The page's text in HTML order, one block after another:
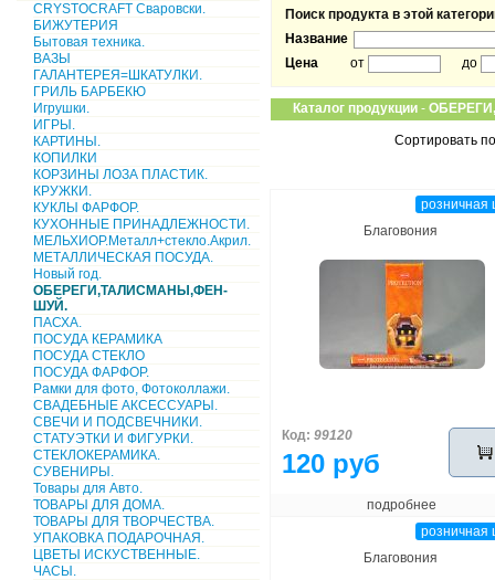
CRYSTOCRAFT Сваровски.
БИЖУТЕРИЯ
Бытовая техника.
ВАЗЫ
ГАЛАНТЕРЕЯ=ШКАТУЛКИ.
ГРИЛЬ БАРБЕКЮ
Игрушки.
ИГРЫ.
КАРТИНЫ.
КОПИЛКИ
КОРЗИНЫ ЛОЗА ПЛАСТИК.
КРУЖКИ.
КУКЛЫ ФАРФОР.
КУХОННЫЕ ПРИНАДЛЕЖНОСТИ.
МЕЛЬХИОР.Металл+стекло.Акрил.
МЕТАЛЛИЧЕСКАЯ ПОСУДА.
Новый год.
ОБЕРЕГИ,ТАЛИСМАНЫ,ФЕН-
ШУЙ.
ПАСХА.
ПОСУДА КЕРАМИКА
ПОСУДА СТЕКЛО
ПОСУДА ФАРФОР.
Рамки для фото, Фотоколлажи.
СВАДЕБНЫЕ АКСЕССУАРЫ.
СВЕЧИ И ПОДСВЕЧНИКИ.
СТАТУЭТКИ И ФИГУРКИ.
СТЕКЛОКЕРАМИКА.
СУВЕНИРЫ.
Товары для Авто.
ТОВАРЫ ДЛЯ ДОМА.
ТОВАРЫ ДЛЯ ТВОРЧЕСТВА.
УПАКОВКА ПОДАРОЧНАЯ.
ЦВЕТЫ ИСКУСТВЕННЫЕ.
ЧАСЫ.
Поиск продукта в этой
Название
Цена
от до
Каталог продукции -
Сортировать
розничная
Благовония
Код: 99120
120 руб
подробнее
розничная
Благовония